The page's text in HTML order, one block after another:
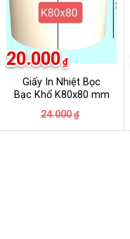
Giấy In Nhiệt Bọc
Bạc Khổ K80x80 mm
24.000 ₫
là:
20.000 ₫
tại